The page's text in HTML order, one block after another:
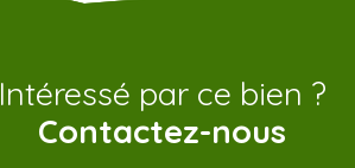
Intéressé par ce bien ?
Contactez-nous